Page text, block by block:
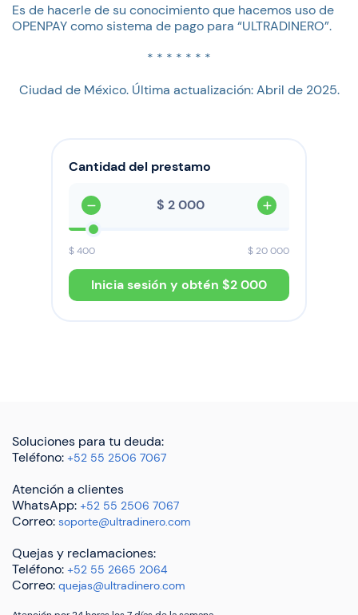
Es de hacerle de su conocimiento que hacemos uso de
OPENPAY como sistema de pago para “ULTRADINERO”.
* * * * * * *
Ciudad de México. Última actualización: Abril de 2025.
Cantidad del prestamo
$
$400 $ 20 000
Inicia sesión y obtén $2 000
Soluciones para tu deuda:
Teléfono: +52 55 2506 7067
Atención a clientes
WhatsApp: +52 55 2506 7067
Correo: soporte@ultradinero.com
Quejas y reclamaciones:
Teléfono: +52 55 2665 2064
Correo: quejas@ultradinero.com